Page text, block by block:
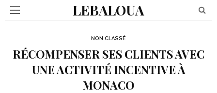
LEBALOUA
NON CLASSÉ
RÉCOMPENSER SES CLIENTS AVEC
UNE ACTIVITÉ INCENTIVE À
MONACO